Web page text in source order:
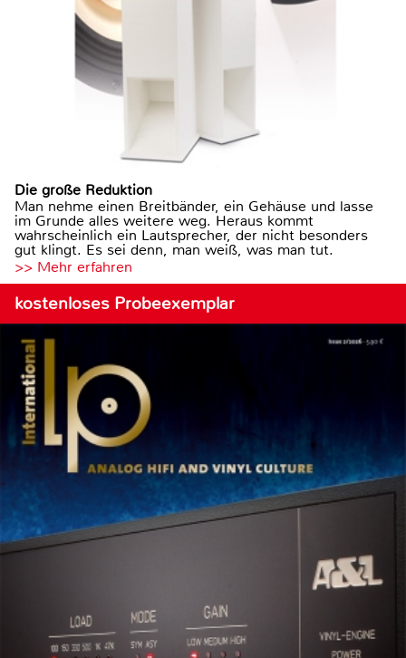
Die große Reduktion
Man nehme einen Breitbänder, ein Gehäuse und lasse
im Grunde alles weitere weg. Heraus kommt
wahrscheinlich ein Lautsprecher, der nicht besonders
gut klingt. Es sei denn, man weiß, was man tut.
>> Mehr erfahren
kostenloses Probeexemplar